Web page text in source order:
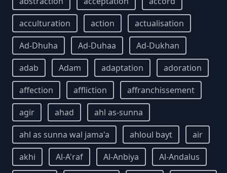
acculturation
action
actualisation
Ad-Dhuha
Ad-Duhaa
Ad-Dukhan
adab
Adam adaptation
adoration
affection
affliction
affranchissement
agir
ahad
ahl as-sunna
ahl as sunna wal jama'a
ahloul bayt
air
akhi
Al-A'raf Al-Anbiya
Al-Andalus